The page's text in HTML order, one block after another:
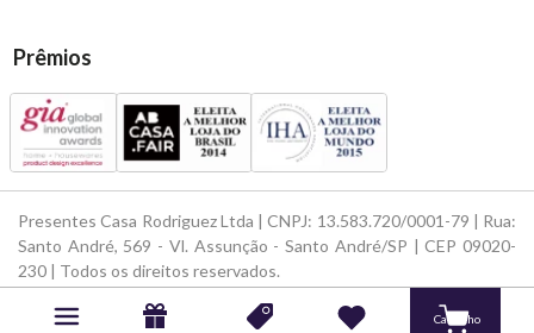
Prêmios
Presentes Casa Rodriguez Ltda | CNPJ: 13.583.720/0001-79 | Rua:
Santo André, 569 - Vl. Assunção - Santo André/SP | CEP 09020-
230 | Todos os direitos reservados.
Powered byDeveloped by